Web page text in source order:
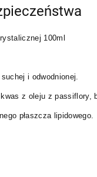
100ml
i odwodnionej.
z oleju z passiflory,
płaszcza lipidowego.